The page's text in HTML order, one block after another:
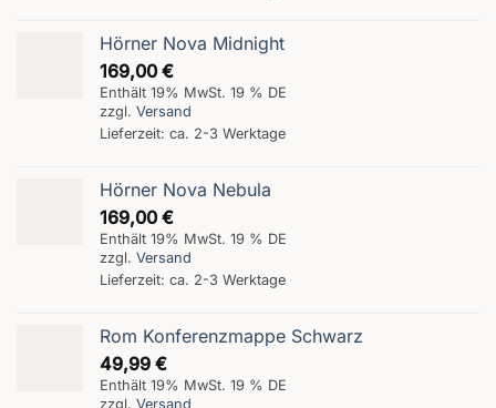
Hörner Nova Midnight
169,00 €
Enthält 19% MwSt. 19 % DE
zzgl. Versand
Lieferzeit: ca. 2-3 Werktage
Hörner Nova Nebula
169,00 €
Enthält 19% MwSt. 19 % DE
zzgl. Versand
Lieferzeit: ca. 2-3 Werktage
Rom Konferenzmappe Schwarz
49,99 €
Enthält 19% MwSt. 19 % DE
zzgl. Versand